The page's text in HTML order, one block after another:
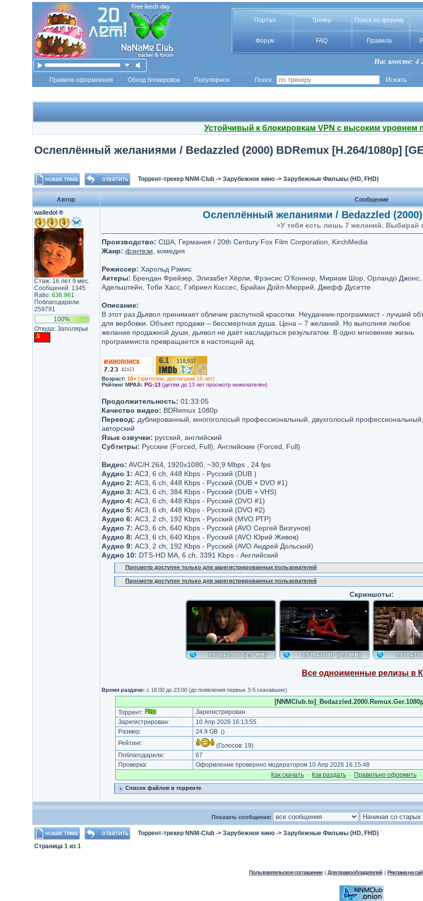
Портал Трекер Поиск по форуму
Форум FAQ Правила
Нас вместе: 4
Правила оформления Обход блокировок Популярное Поиск :
Устойчивый к блокировкам VPN с высоким уровнем
Ослеплённый желаниями / Bedazzled (2000) BDRemux [H.264/1080p]
Торрент-трекер NNM-Club-> Зарубежное кино-> Зарубежные Фильмы (HD, FHD)
Автор
Сообщение
walledol ®
Стаж: 16 лет 9 мес.
Сообщений: 1345
Ratio: 636.961
Поблагодарили:
259791
100%
Откуда: Заполярье
Ослеплённый желаниями / Bedazzled (2000)
«У тебя есть лишь 7 желаний. Выбирай
Производство: США, Германия / 20th Century Fox Film Corporation, KirchMedia
Жанр: фэнтези , комедия
Режиссер: Харольд Рэмис
Актеры: Брендан Фрейзер, Элизабет Хёрли, Фрэнсис О’Коннор, Мириам Шор, Орландо
Адельштейн, Тоби Хасс, Гэбриел Коссес, Брайан Дойл-Мюррей, Джефф Дусетте
Описание:
В этот раз Дьявол принимает обличие распутной красотки. Неудачник-программист - лучший
для вербовки. Объект продажи – бессмертная душа. Цена – 7 желаний. Но выполняя любое
желание продажной души, дьявол не даёт насладиться результатом. В одно мгновение жизнь
программиста превращается в настоящий ад.
6.1/10 119,937
Возраст: 16+(зрителям, достигшим 16 лет)
Рейтинг MPAA: PG-13(детям до 13 лет просмотр нежелателен)
Продолжительность: 01:33:05
Качество видео: BDRemux 1080p
Перевод: дублированный, многоголосый профессиональный, двухголосый профессиональный,
авторский
Язык озвучки: русский, английский
Субтитры: Русские (Forced, Full), Английские (Forced, Full)
Видео: AVC/H.264, 1920x1080, ~30,9 Mbps , 24 fps
Аудио 1: AC3, 6 ch, 448 Kbps - Русский (DUB )
Аудио 2: AC3, 6 ch, 448 Kbps - Русский (DUB + DVO #1)
Аудио 3: AC3, 6 ch, 384 Kbps - Русский (DUB + VHS)
Аудио 4: AC3, 6 ch, 448 Kbps - Русский (DVO #1)
Аудио 5: AC3, 6 ch, 448 Kbps - Русский (DVO #2)
Аудио 6: AC3, 2 ch, 192 Kbps - Русский (MVO РТР)
Аудио 7: AC3, 6 ch, 640 Kbps - Русский (AVO Сергей Визгунов)
Аудио 8: AC3, 6 ch, 640 Kbps - Русский (AVO Юрий Живов)
Аудио 9: AC3, 2 ch, 192 Kbps - Русский (AVO Андрей Дольский)
Аудио 10: DTS-HD MA, 6 ch, 3391 Kbps - Английский
Просмотр доступен только для зарегистрированных пользователей
Просмотр доступен только для зарегистрированных пользователей
Скриншоты:
Все одноименные релизы в
Время раздачи: с 18:00 до 23:00 (до появления первых 3-5 скачавших)
Торрент:
Зарегистрирован
Зарегистрирован:
10 Апр 2026 16:13:55
Размер:
24.9 GB ()
Рейтинг: (Голосов: 19)
Поблагодарили:
67
Проверка:
Оформление проверено модератором 10 Апр 2026 16:15:48
Как cкачать · Как раздать · Правильно оформить ·
Список файлов в торренте
Показать сообщения:
Торрент-трекер NNM-Club-> Зарубежное кино-> Зарубежные Фильмы (HD, FHD)
Страница 1из 1
Пользовательское соглашение | Для правообладателей | Реклама на